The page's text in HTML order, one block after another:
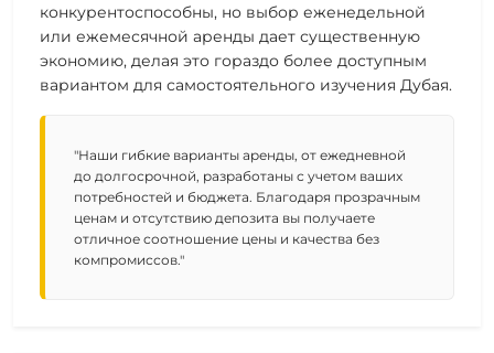
конкурентоспособны, но выбор еженедельной
или ежемесячной аренды дает существенную
экономию, делая это гораздо более доступным
вариантом для самостоятельного изучения Дубая.
"Наши гибкие варианты аренды, от ежедневной
до долгосрочной, разработаны с учетом ваших
потребностей и бюджета. Благодаря прозрачным
ценам и отсутствию депозита вы получаете
отличное соотношение цены и качества без
компромиссов."